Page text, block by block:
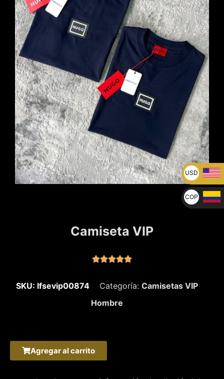
Camiseta VIP

SKU: lfsevip00874 Categoría: Camisetas VIP
Hombre
Agregar al carrito
USD
U$
COP
$